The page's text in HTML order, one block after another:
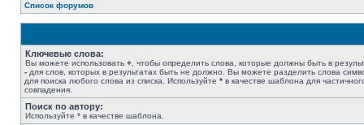
Список форумов
Ключевые слова:
Вы можете использовать + , чтобы определить слова, которые должны быть в
- для слов, которых в результатах быть не должно. Вы можете разделить слова
для поиска любого слова из списка. Используйте * в качестве шаблона для
совпадения.
Поиск по автору:
Используйте * в качестве шаблона.